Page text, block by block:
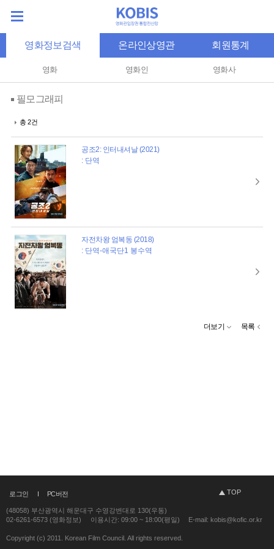
영화정보검색 온라인상영관 회원통계
영화 영화인 영화사
필모그래피
총 2건
공조2: 인터내셔날 (2021)
: 단역
자전차왕 엄복동 (2018)
: 단역-애국단1 봉수역
더보기 목록
로그인 PC버전 TOP
(48058) 부산광역시 해운대구 수영강변대로 130(우동)
02-6261-6573 (영화정보)
이용시간: 09:00 ~ 18:00(평일) E-mail: kobis@kofic.or.kr
Copyright (c) 2011. Korean Film Council. All rights reserved.